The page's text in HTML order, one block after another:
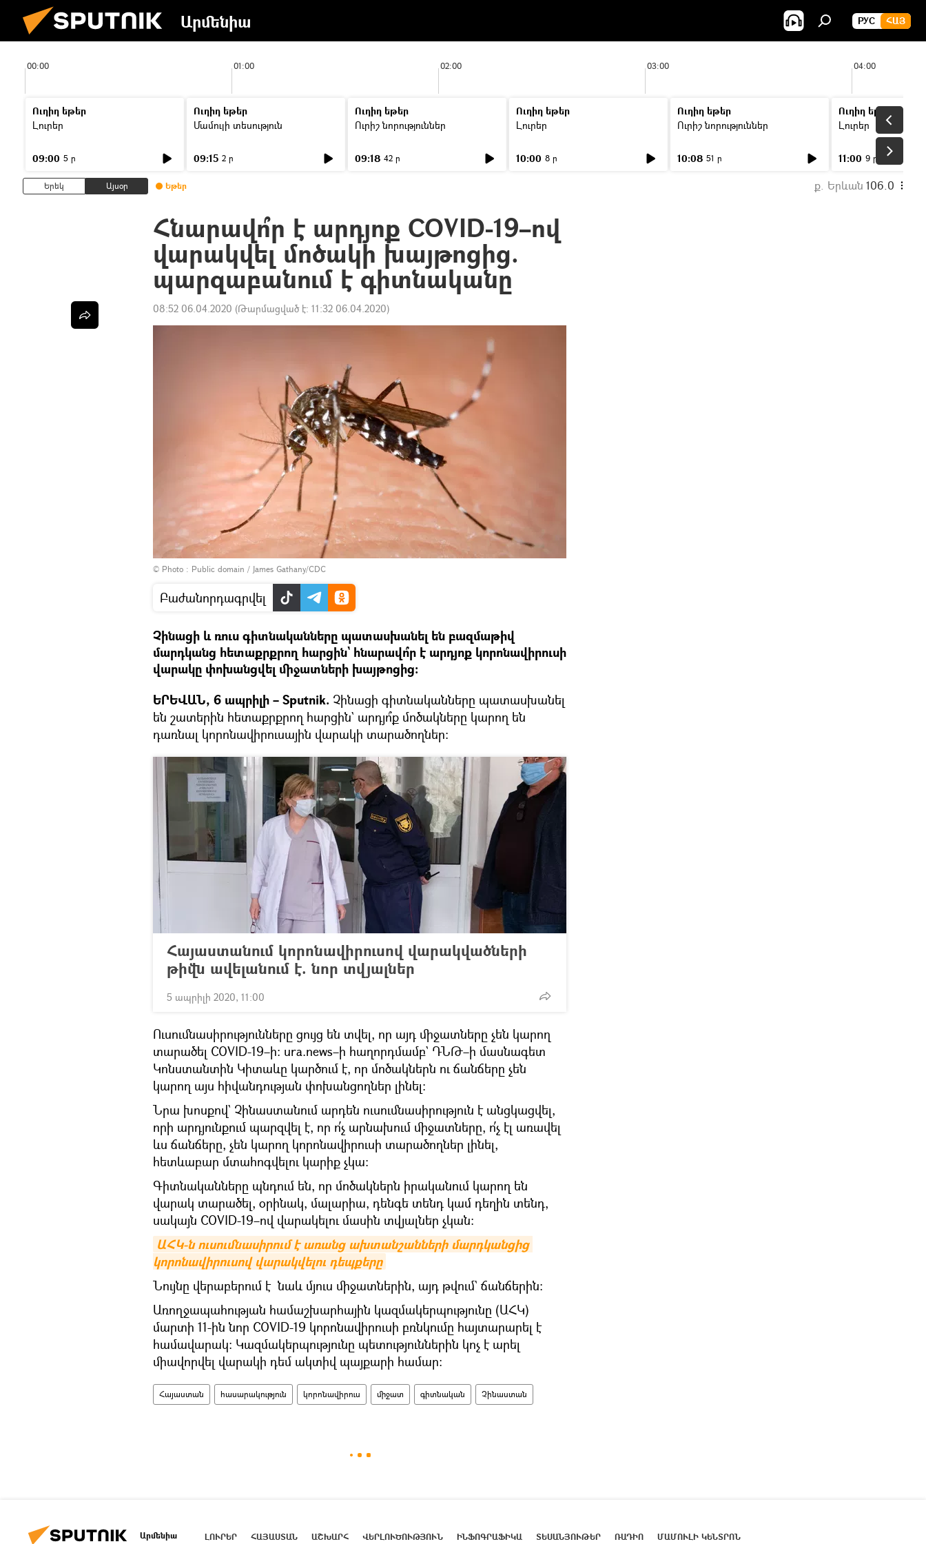
Արմենիա РУС ՀԱՅ
00:00 01:00 02:00 03:00 04:00
Ուղիղ եթեր
Լուրեր
09:00 5 ր
Ուղիղ եթեր
Մամուլի տեսություն
09:15 2 ր
Ուղիղ եթեր
Ուրիշ նորություններ
09:18 42 ր
Ուղիղ եթեր
Լուրեր
10:00 8 ր
Ուղիղ եթեր
Ուրիշ նորություններ
10:08 51 ր
Ուղիղ եթեր
Լուրեր
11:00 9 ր
Երեկ Այսօր Եթեր ք. Երևան 106.0
Հնարավո՞ր է արդյոք COVID-19–ով
վարակվել մոծակի խայթոցից.
պարզաբանում է գիտնականը
08:52 06.04.2020 (Թարմացված է: 11:32 06.04.2020)
© Photo : Public domain / James Gathany/CDC
Բաժանորդագրվել
Չինացի և ռուս գիտնականները պատասխանել են բազմաթիվ
մարդկանց հետաքրքրող հարցին` հնարավո՞ր է արդյոք կորոնավիրուսի
վարակը փոխանցվել միջատների խայթոցից։
ԵՐԵՎԱՆ, 6 ապրիլի – Sputnik. Չինացի գիտնականները պատասխանել
են շատերին հետաքրքրող հարցին` արդյո՞ք մոծակները կարող են
դառնալ կորոնավիրուսային վարակի տարածողներ։
Հայաստանում կորոնավիրուսով վարակվածների
թիվն ավելանում է. նոր տվյալներ
5 ապրիլի 2020, 11:00
Ուսումնասիրությունները ցույց են տվել, որ այդ միջատները չեն կարող
տարածել COVID-19–ի։ ura.news–ի հաղորդմամբ` ԴՆԹ–ի մասնագետ
Կոնստանտին Կիտաևը կարծում է, որ մոծակներն ու ճանճերը չեն
կարող այս հիվանդության փոխանցողներ լինել։
Նրա խոսքով` Չինաստանում արդեն ուսումնասիրություն է անցկացվել,
որի արդյունքում պարզվել է, որ ո՛չ արնախում միջատները, ո՛չ էլ առավել
ևս ճանճերը, չեն կարող կորոնավիրուսի տարածողներ լինել,
հետևաբար մտահոգվելու կարիք չկա։
Գիտնականները պնդում են, որ մոծակներն իրականում կարող են
վարակ տարածել, օրինակ, մալարիա, դենգե տենդ կամ դեղին տենդ,
սակայն COVID-19–ով վարակելու մասին տվյալներ չկան։
ԱՀԿ-ն ուսումնասիրում է առանց ախտանշանների մարդկանցից
կորոնավիրուսով վարակվելու դեպքերը
Նույնը վերաբերում է նաև մյուս միջատներին, այդ թվում` ճանճերին։
Առողջապահության համաշխարհային կազմակերպությունը (ԱՀԿ)
մարտի 11-ին նոր COVID-19 կորոնավիրուսի բռնկումը հայտարարել է
համավարակ։ Կազմակերպությունը պետություններին կոչ է արել
միավորվել վարակի դեմ ակտիվ պայքարի համար։
Հայաստան հասարակություն կորոնավիրուս միջատ գիտնական Չինաստան
Արմենիա ԼՈՒՐԵՐ ՀԱՅԱՍՏԱՆ ԱՇԽԱՐՀ ՎԵՐԼՈՒԾՈՒԹՅՈՒՆ ԻՆՖՈԳՐԱՖԻԿԱ ՏԵՍԱՆՅՈՒԹԵՐ ՌԱԴԻՈ ՄԱՄՈՒԼԻ ԿԵՆՏՐՈՆ